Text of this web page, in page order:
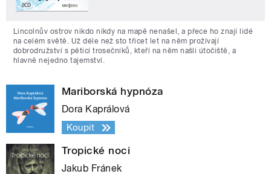
Lincolnův ostrov nikdo nikdy na mapě nenašel, a přece ho znají lidé
na celém světě. Už déle než sto třicet let na něm prožívají
dobrodružství s pěticí trosečníků, kteří na něm našli útočiště, a
hlavně nejedno tajemství.
Mariborská hypnóza
Dora Kaprálová
Koupit
Tropické noci
Jakub Fránek